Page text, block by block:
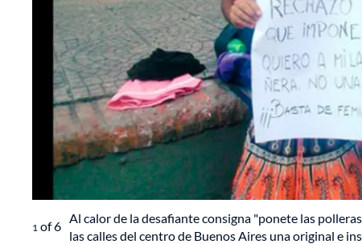
1 of6
Al calor de la desafiante consigna "ponete las
las calles del centro de Buenos Aires una original e